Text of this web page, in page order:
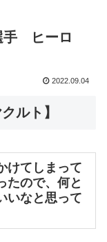
手 ヒーロ
2022.09.04
ルト】
けてしまって
たので、何と
いなと思って